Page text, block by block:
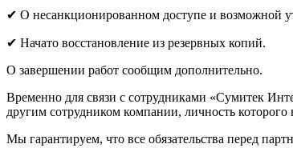
✔ О несанкционированном доступе и возможной
✔ Начато восстановление из резервных копий.
О завершении работ сообщим дополнительно.
Временно для связи с сотрудниками «Сумитек
другим сотрудником компании, личность
Мы гарантируем, что все обязательства перед